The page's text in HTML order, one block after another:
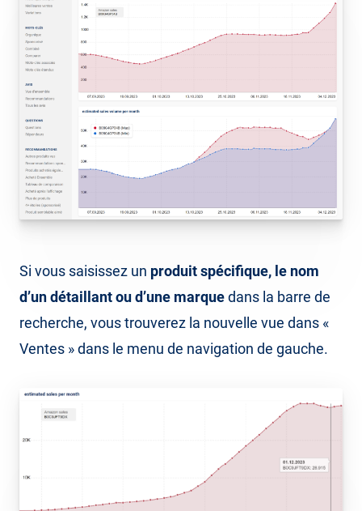
Si vous saisissez un produit spécifique, le nom
d’un détaillant ou d’une marquedans la barre de
recherche, vous trouverez la nouvelle vue dans «
Ventes » dans le menu de navigation de gauche.